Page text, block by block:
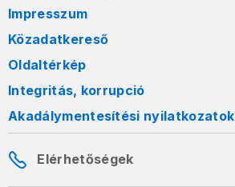
Impresszum
Közadatkereső
Oldaltérkép
Integritás, korrupció
Akadálymentesítési nyilatkozatok
Elérhetőségek